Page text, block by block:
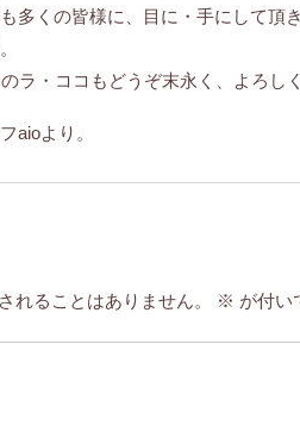
多くの皆様に、目に・手にして頂
ラ・ココもどうぞ末永く、よろし
aioより。
れることはありません。 ※ が付い